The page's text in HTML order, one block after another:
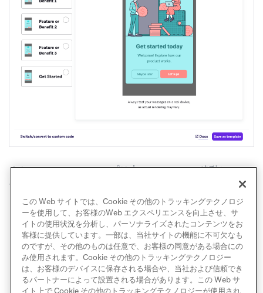
また、コンテンツ>アプリ内メッセージに移動して、
アプリ内メッセージテンプレートを作成・保存するこ
ともできます。
この Web サイトでは、Cookie その他のトラッキングテクノロジ
ーを使用して、お客様のWeb エクスペリエンスを向上させ、サ
イトの使用状況を分析し、パーソナライズされたコンテンツをお
客様に提供しています。一部は、当社サイトの機能に不可欠なも
のですが、その他のものは任意で、お客様の同意がある場合にの
み使用されます。Cookie その他のトラッキングテクノロジー
は、お客様のデバイスに保存される場合や、当社および信頼でき
るパートナーによって設置される場合があります。この Web サ